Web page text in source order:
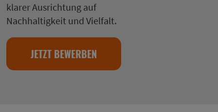
klarer Ausrichtung auf
Nachhaltigkeit und Vielfalt.
JETZT BEWERBEN